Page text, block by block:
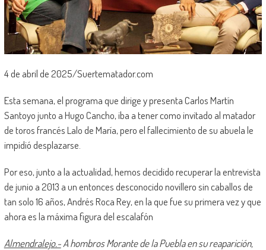
4 de abril de 2025/Suertematador.com
Esta semana, el programa que dirige y presenta Carlos Martín
Santoyo junto a Hugo Cancho, iba a tener como invitado al matador
de toros francés Lalo de María, pero el fallecimiento de su abuela le
impidió desplazarse.
Por eso, junto a la actualidad, hemos decidido recuperar la entrevista
de junio a 2013 a un entonces desconocido novillero sin caballos de
tan solo 16 años, Andrés Roca Rey, en la que fue su primera vez y que
ahora es la máxima figura del escalafón
Almendralejo.-A hombros Morante de la Puebla en su reaparición,